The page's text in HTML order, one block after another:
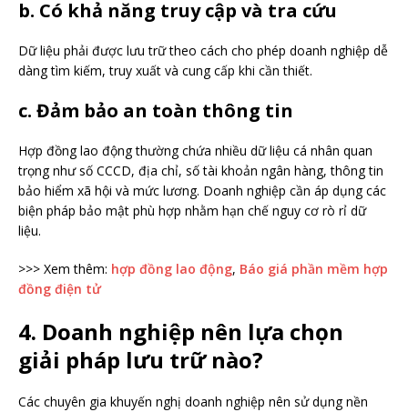
b. Có khả năng truy cập và tra cứu
Dữ liệu phải được lưu trữ theo cách cho phép doanh nghiệp dễ
dàng tìm kiếm, truy xuất và cung cấp khi cần thiết.
c. Đảm bảo an toàn thông tin
Hợp đồng lao động thường chứa nhiều dữ liệu cá nhân quan
trọng như số CCCD, địa chỉ, số tài khoản ngân hàng, thông tin
bảo hiểm xã hội và mức lương. Doanh nghiệp cần áp dụng các
biện pháp bảo mật phù hợp nhằm hạn chế nguy cơ rò rỉ dữ
liệu.
>>> Xem thêm: hợp đồng lao động, Báo giá phần mềm hợp
đồng điện tử
4. Doanh nghiệp nên lựa chọn
giải pháp lưu trữ nào?
Các chuyên gia khuyến nghị doanh nghiệp nên sử dụng nền